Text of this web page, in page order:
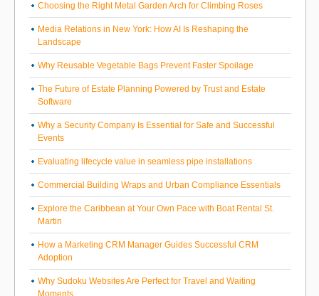
Choosing the Right Metal Garden Arch for Climbing Roses
Media Relations in New York: How AI Is Reshaping the
Landscape
Why Reusable Vegetable Bags Prevent Faster Spoilage
The Future of Estate Planning Powered by Trust and Estate
Software
Why a Security Company Is Essential for Safe and Successful
Events
Evaluating lifecycle value in seamless pipe installations
Commercial Building Wraps and Urban Compliance Essentials
Explore the Caribbean at Your Own Pace with Boat Rental St.
Martin
How a Marketing CRM Manager Guides Successful CRM
Adoption
Why Sudoku Websites Are Perfect for Travel and Waiting
Moments